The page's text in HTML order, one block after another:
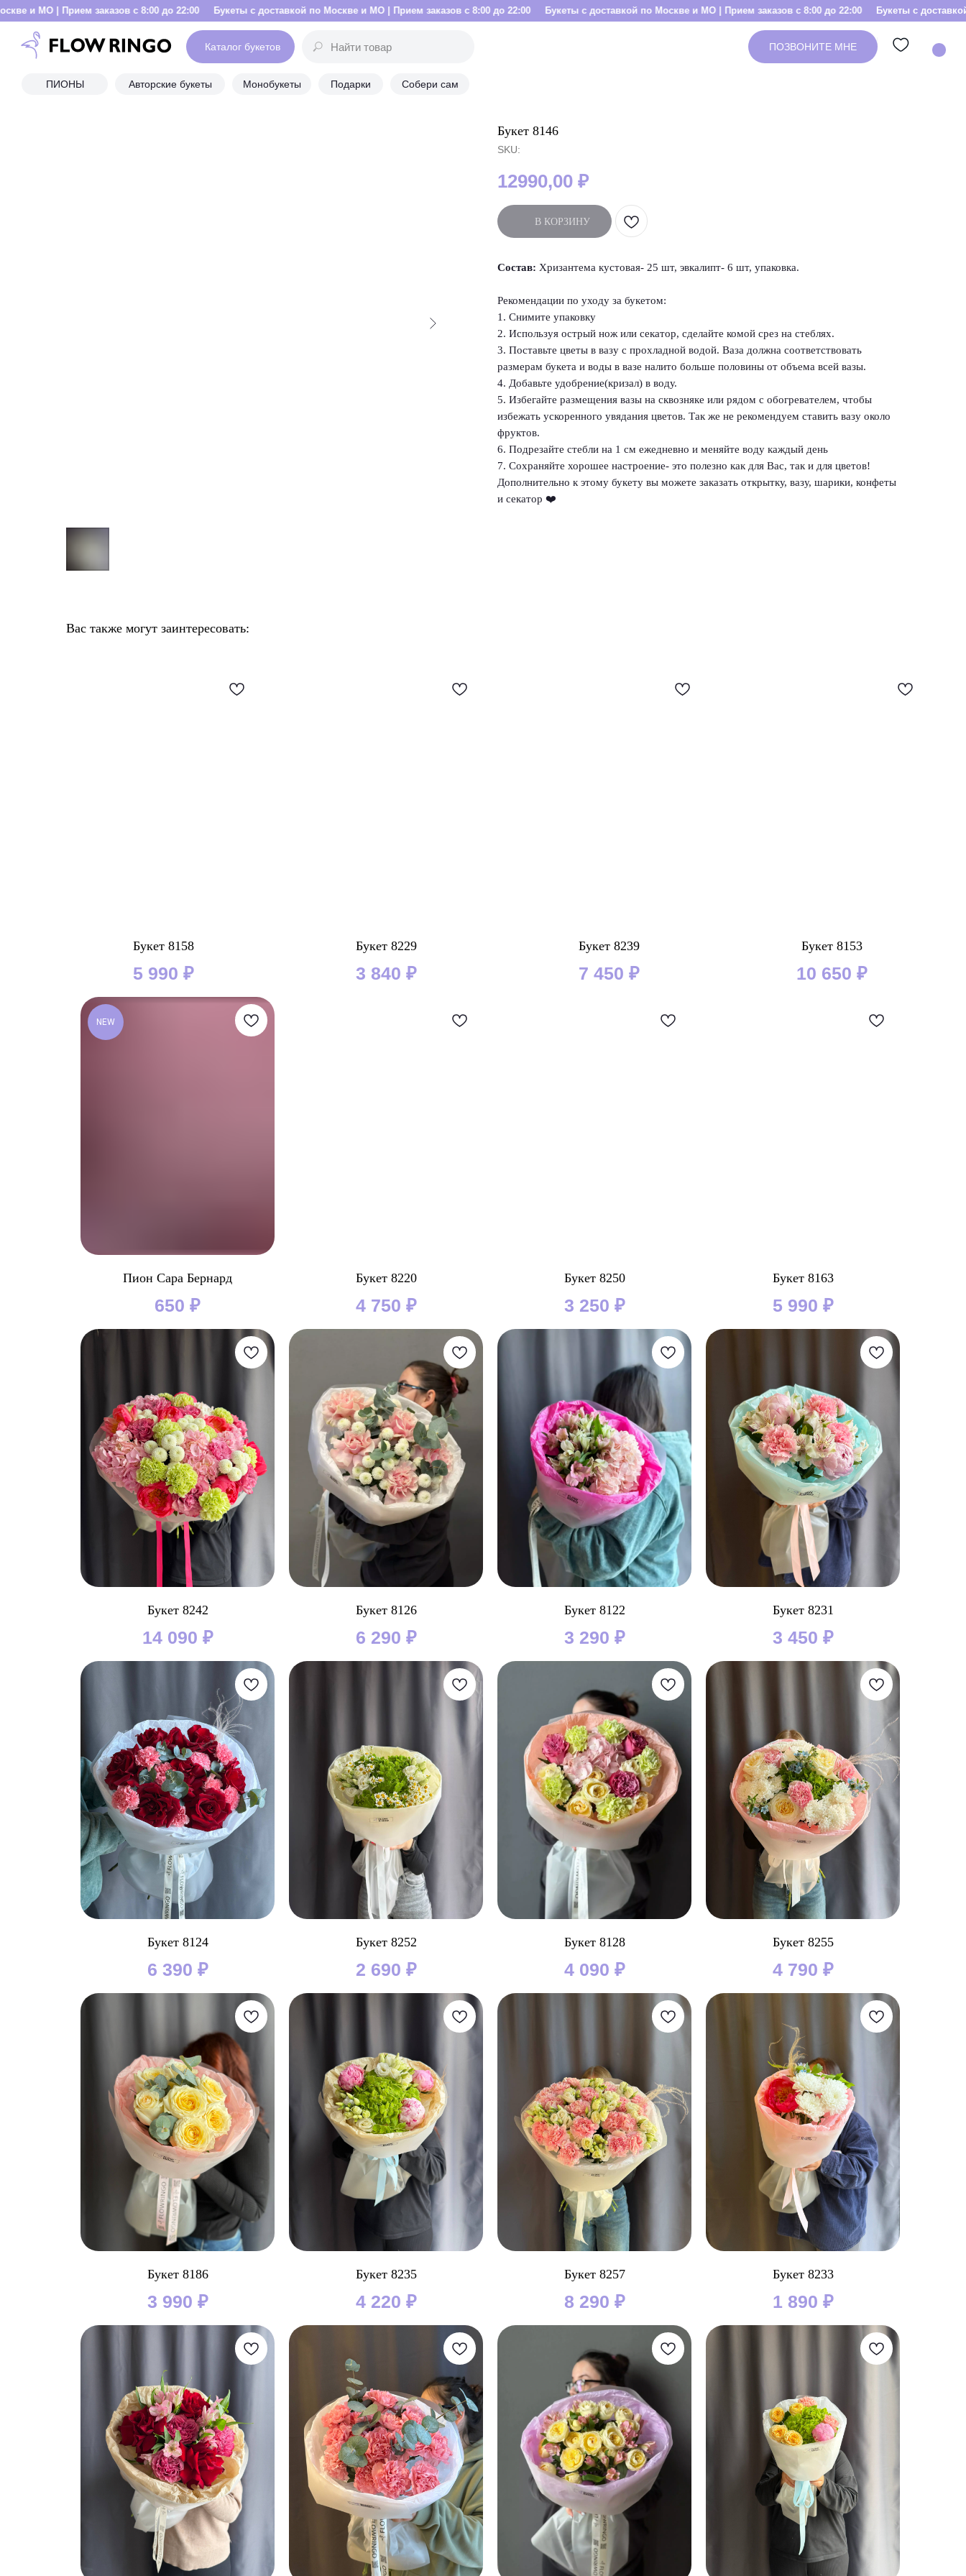
заказов с 8:00 до 22:00 Букеты с доставкой по Москве и МО | Прием заказов с 8:00 до 22:00 Букеты с доставкой по Москве и МО | Прием заказов с 8:00 до 22:00 Букеты с доставкой по Москве
Монобукеты
ПИОНЫ Авторские букеты
ПОЗВОНИТЕ МНЕ
Каталог букетов
Собери сам
Подарки
Букет 8146
SKU:
12990,00 ₽
В КОРЗИНУ
Состав: Хризантема кустовая- 25 шт, эвкалипт- 6 шт, упаковка.
Рекомендации по уходу за букетом:
1. Снимите упаковку
2. Используя острый нож или секатор, сделайте комой срез на стеблях.
3. Поставьте цветы в вазу с прохладной водой. Ваза должна соответствовать
размерам букета и воды в вазе налито больше половины от объема всей вазы.
4. Добавьте удобрение(кризал) в воду.
5. Избегайте размещения вазы на сквозняке или рядом с обогревателем, чтобы
избежать ускоренного увядания цветов. Так же не рекомендуем ставить вазу около
фруктов.
6. Подрезайте стебли на 1 см ежедневно и меняйте воду каждый день
7. Сохраняйте хорошее настроение- это полезно как для Вас, так и для цветов!
Дополнительно к этому букету вы можете заказать открытку, вазу, шарики, конфеты
и секатор ❤️
Вас также могут заинтересовать:
Букет 8158
5 990 ₽
Букет 8229
3 840 ₽
Букет 8239
7 450 ₽
Букет 8153
10 650 ₽
NEW
Пион Сара Бернард
650 ₽
Букет 8220
4 750 ₽
Букет 8250
3 250 ₽
Букет 8163
5 990 ₽
Букет 8242
14 090 ₽
Букет 8126
6 290 ₽
Букет 8122
3 290 ₽
Букет 8231
3 450 ₽
Букет 8124
6 390 ₽
Букет 8252
2 690 ₽
Букет 8128
4 090 ₽
Букет 8255
4 790 ₽
Букет 8186
3 990 ₽
Букет 8235
4 220 ₽
Букет 8257
8 290 ₽
Букет 8233
1 890 ₽